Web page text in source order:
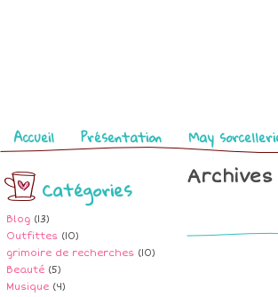
Pages
Accueil Présentation May
Catégories
Blog (13)
Outfittes (10)
grimoire de recherches (10)
Beauté (5)
Musique (4)
Archives